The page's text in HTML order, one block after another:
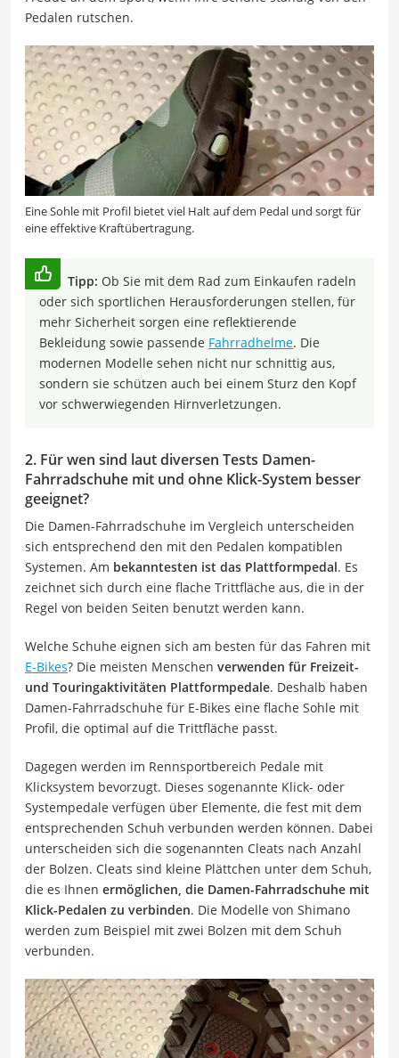
Pedalen rutschen.
Eine Sohle mit Profil bietet viel Halt auf dem Pedal und sorgt für
eine effektive Kraftübertragung.
Tipp: Ob Sie mit dem Rad zum Einkaufen radeln
oder sich sportlichen Herausforderungen stellen, für
mehr Sicherheit sorgen eine reflektierende
Bekleidung sowie passende Fahrradhelme. Die
modernen Modelle sehen nicht nur schnittig aus,
sondern sie schützen auch bei einem Sturz den Kopf
vor schwerwiegenden Hirnverletzungen.
2. Für wen sind laut diversen Tests Damen-
Fahrradschuhe mit und ohne Klick-System besser
geeignet?
Die Damen-Fahrradschuhe im Vergleich unterscheiden
sich entsprechend den mit den Pedalen kompatiblen
Systemen. Am bekanntesten ist das Plattformpedal. Es
zeichnet sich durch eine flache Trittfläche aus, die in der
Regel von beiden Seiten benutzt werden kann.
Welche Schuhe eignen sich am besten für das Fahren mit
E-Bikes? Die meisten Menschen verwenden für Freizeit-
und Touringaktivitäten Plattformpedale. Deshalb haben
Damen-Fahrradschuhe für E-Bikes eine flache Sohle mit
Profil, die optimal auf die Trittfläche passt.
Dagegen werden im Rennsportbereich Pedale mit
Klicksystem bevorzugt. Dieses sogenannte Klick- oder
Systempedale verfügen über Elemente, die fest mit dem
entsprechenden Schuh verbunden werden können. Dabei
unterscheiden sich die sogenannten Cleats nach Anzahl
der Bolzen. Cleats sind kleine Plättchen unter dem Schuh,
die es Ihnen ermöglichen, die Damen-Fahrradschuhe mit
Klick-Pedalen zu verbinden. Die Modelle von Shimano
werden zum Beispiel mit zwei Bolzen mit dem Schuh
verbunden.